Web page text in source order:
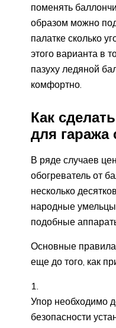
поменять
образом можно
палатке сколько
этого варианта в
пазуху ледяной
комфортно.
Как
для
В ряде случаев
обогреватель от
несколько
народные умельцы
подобные
Основные
еще до того, как
Упор необходимо
безопасности